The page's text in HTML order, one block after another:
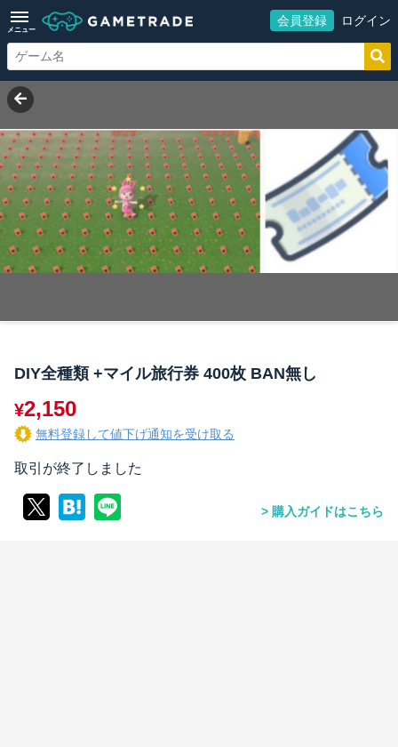
メニュー
会員登録 ログイン
DIY全種類 +マイル旅行券 400枚 BAN無し
¥2,150
無料登録して値下げ通知を受け取る
取引が終了しました
購入ガイドはこちら